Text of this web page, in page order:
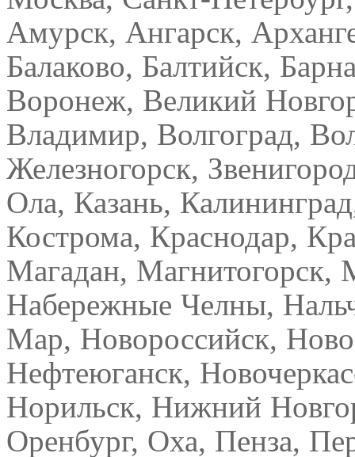
Амурск, Ангарск,
Балаково, Балтийск,
Воронеж, Великий
Владимир, Волгоград,
Железногорск,
Ола, Казань,
Кострома, Краснодар,
Магадан,
Набережные Челны,
Мар, Новороссийск,
Нефтеюганск,
Норильск, Нижний
Оренбург, Оха, Пенза,